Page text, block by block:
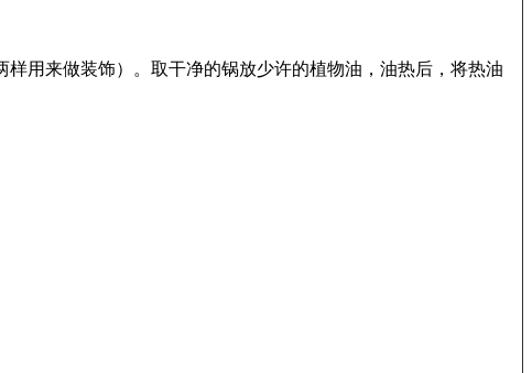
用来做装饰）。取干净的锅放少许的植物油，油热后，将热油